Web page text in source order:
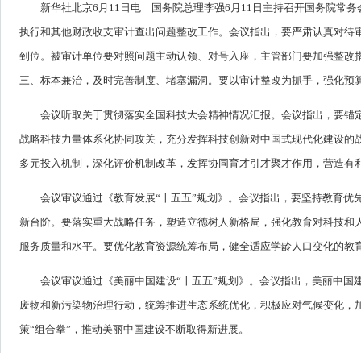
新华社北京6月11日电 国务院总理李强6月11日主持召开国务院常
执行和其他财政收支审计查出问题整改工作。会议指出，要严肃认真对
到位。被审计单位要对照问题主动认领、对号入座，主管部门要加强整
三、标本兼治，及时完善制度、堵塞漏洞。要以审计整改为抓手，强化
会议听取关于贯彻落实全国科技大会精神情况汇报。会议指出，要
战略科技力量体系化协同攻关，充分发挥科技创新对中国式现代化建设
多元投入机制，深化评价机制改革，发挥协同育才引才聚才作用，营造
会议审议通过《教育发展“十五五”规划》。会议指出，要坚持教育
新台阶。要落实重大战略任务，塑造立德树人新格局，强化教育对科技
服务质量和水平。要优化教育资源统筹布局，健全适应学龄人口变化的
会议审议通过《美丽中国建设“十五五”规划》。会议指出，美丽中
废物和新污染物治理行动，统筹推进生态系统优化，积极应对气候变化
策“组合拳”，推动美丽中国建设不断取得新进展。